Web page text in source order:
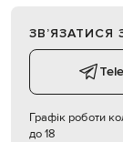
ЗВʼЯЗАТИСЯ
Графік роботи
до 18